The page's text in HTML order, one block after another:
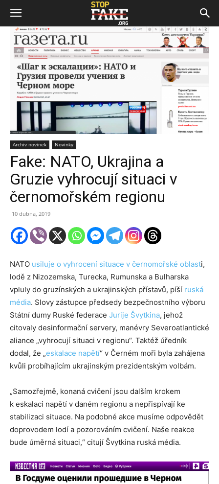
Archiv novinek Novinky
Fake: NATO, Ukrajina a
Gruzie vyhrocují situaci v
černomořském regionu
10 dubna, 2019
NATO usiluje o vyhrocení situace v černomořské oblasti,
lodě z Nizozemska, Turecka, Rumunska a Bulharska
vpluly do gruzínských a ukrajinských přístavů, píší ruská
média. Slovy zástupce předsedy bezpečnostního výboru
Státní dumy Ruské federace Jurije Švytkina, jehož
citovaly desinformační servery, manévry Severoatlantické
aliance „vyhrocují situaci v regionu“. Taktéž úředník
dodal, že „eskalace napětí“ v Černém moři byla zahájena
kvůli probíhajícím ukrajinským prezidentským volbám.
„Samozřejmě, konaná cvičení jsou dalším krokem
k eskalaci napětí v daném regionu a nepřispívají ke
stabilizaci situace. Na podobné akce musíme odpovědět
doprovodem lodí a pozorováním cvičení. Naše reakce
bude úměrná situaci,“ citují Švytkina ruská média.